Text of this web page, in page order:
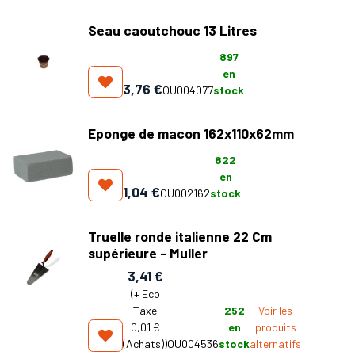
Seau caoutchouc 13 Litres
3,76 €OU004077
897
en
stock
Eponge de macon 162x110x62mm
1,04 €OU002162
822
en
stock
Truelle ronde italienne 22 Cm
supérieure - Muller
3,41€
(+ Eco
Taxe
0,01 €
(Achats))OU004536
252
en
stock
Voir les
produits
alternatifs